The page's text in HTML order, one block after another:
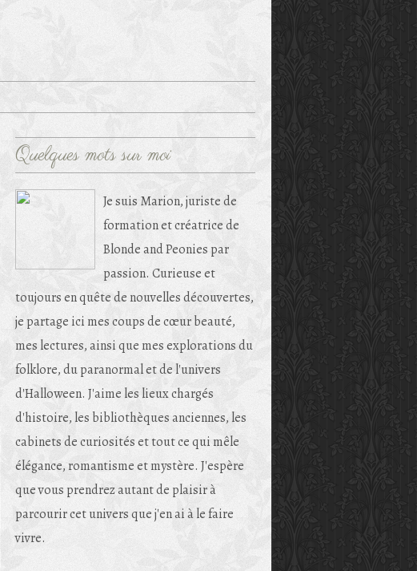
Quelques mots sur moi
Je suis Marion, juriste de
formation et créatrice de
Blonde and Peonies par
passion. Curieuse et
toujours en quête de nouvelles découvertes,
je partage ici mes coups de cœur beauté,
mes lectures, ainsi que mes explorations du
folklore, du paranormal et de l'univers
d'Halloween. J'aime les lieux chargés
d'histoire, les bibliothèques anciennes, les
cabinets de curiosités et tout ce qui mêle
élégance, romantisme et mystère. J'espère
que vous prendrez autant de plaisir à
parcourir cet univers que j'en ai à le faire
vivre.